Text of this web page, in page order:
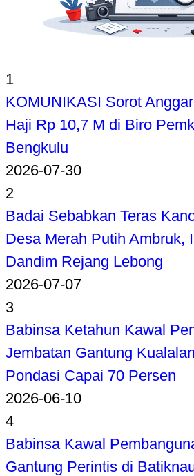
1
KOMUNIKASI Sorot
Haji Rp 10,7 M di Biro
Bengkulu
2026-07-30
2
Badai Sebabkan Teras
Desa Merah Putih Ambruk,
Dandim Rejang Lebong
2026-07-07
3
Babinsa Ketahun Kawal
Jembatan Gantung
Pondasi Capai 70 Persen
2026-06-10
4
Babinsa Kawal
Gantung Perintis di